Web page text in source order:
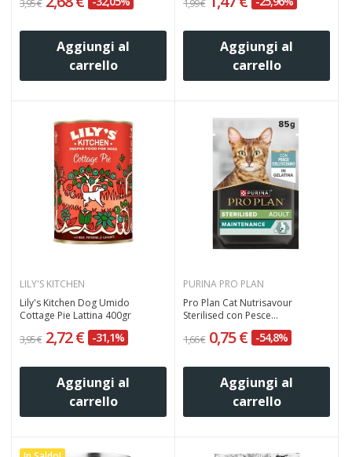
3,95 €
Aggiungi al
carrello
1,99 €
Aggiungi al
carrello
LILY'S KITCHEN
Lily's Kitchen Dog Umido
Cottage Pie Lattina 400gr
3,95 € 2,72 € -31,1%
Aggiungi al
carrello
PURINA PRO PLAN
Pro Plan Cat Nutrisavour
Sterilised con Pesce...
1,66 € 0,75 € -54,8%
Aggiungi al
carrello